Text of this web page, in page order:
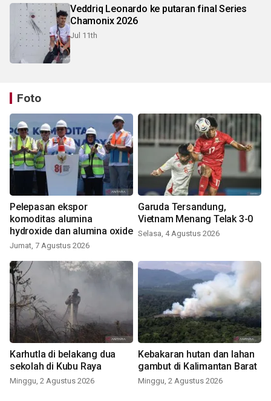
Veddriq Leonardo ke putaran final Series
Chamonix 2026
Jul 11th
Foto
Pelepasan ekspor
komoditas alumina
hydroxide dan alumina oxide
Jumat, 7 Agustus 2026
Garuda Tersandung,
Vietnam Menang Telak 3-0
Selasa, 4 Agustus 2026
Karhutla di belakang dua
sekolah di Kubu Raya
Minggu, 2 Agustus 2026
Kebakaran hutan dan lahan
gambut di Kalimantan Barat
Minggu, 2 Agustus 2026